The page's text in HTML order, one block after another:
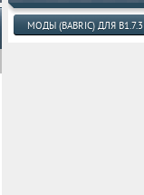
МОДЫ (BABRIC) ДЛЯ B1.7.3